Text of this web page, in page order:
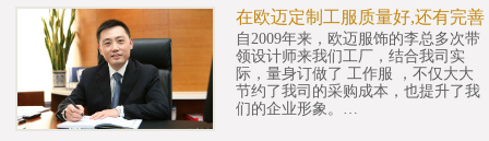
在欧迈定制工服质量好,还有完善
自2009年来，欧迈服饰的李总多次带
领设计师来我们工厂，结合我司实
际，量身订做了 工作服 ，不仅大大
节约了我司的采购成本，也提升了我
们的企业形象。…